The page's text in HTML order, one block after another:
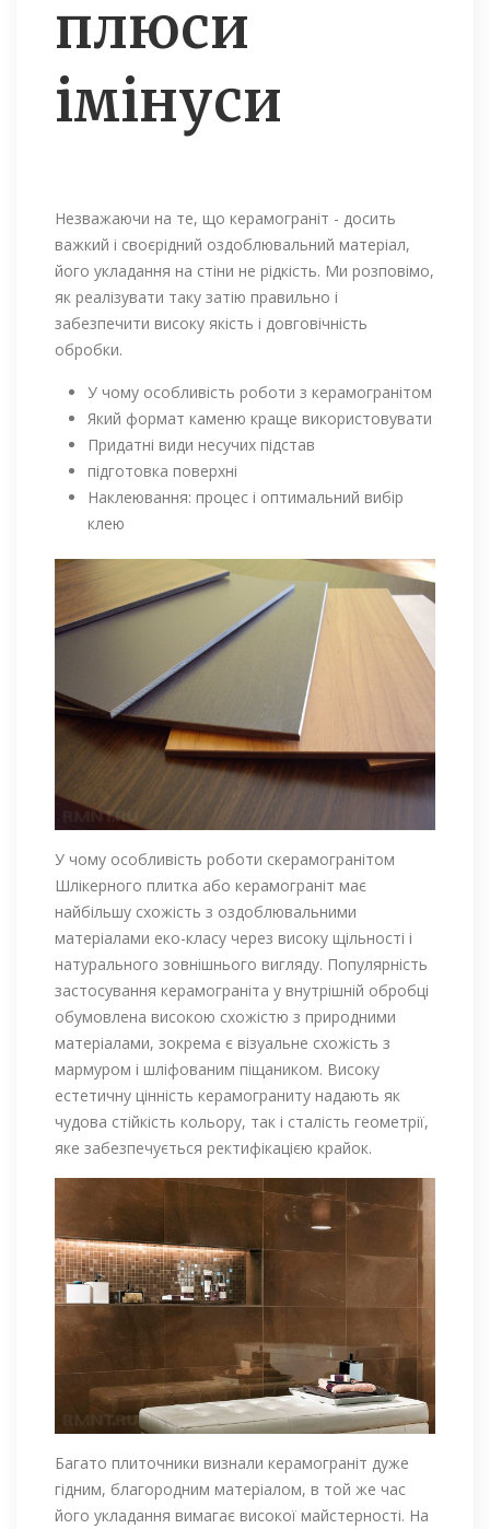
плюси
імінуси
Незважаючи на те, що керамограніт - досить
важкий і своєрідний оздоблювальний матеріал,
його укладання на стіни не рідкість. Ми розповімо,
як реалізувати таку затію правильно і
забезпечити високу якість і довговічність
обробки.
У чому особливість роботи з керамогранітом
Який формат каменю краще використовувати
Придатні види несучих підстав
підготовка поверхні
Наклеювання: процес і оптимальний вибір
клею
У чому особливість роботи скерамогранітом
Шлікерного плитка або керамограніт має
найбільшу схожість з оздоблювальними
матеріалами еко-класу через високу щільності і
натурального зовнішнього вигляду. Популярність
застосування керамограніта у внутрішній обробці
обумовлена ​​високою схожістю з природними
матеріалами, зокрема є візуальне схожість з
мармуром і шліфованим піщаником. Високу
естетичну цінність керамограниту надають як
чудова стійкість кольору, так і сталість геометрії,
яке забезпечується ректифікацією крайок.
Багато плиточники визнали керамограніт дуже
гідним, благородним матеріалом, в той же час
його укладання вимагає високої майстерності. На